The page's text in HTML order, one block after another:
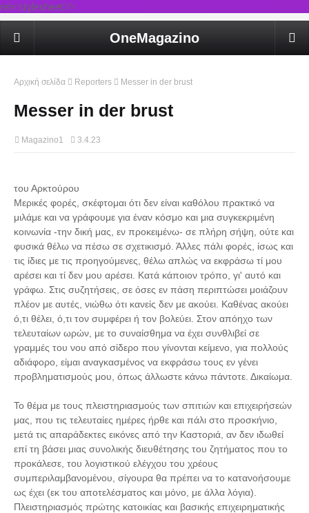
rel='stylesheet'/>
OneMagazino
Αρχική σελίδα Reporters Messer in der brust
Messer in der brust
Magazino1 3.4.23
του Αρκτούρου
Μερικές φορές, σκέφτομαι ότι δεν είναι καθόλου πρακτικό να
μιλάμε και να γράφουμε για έναν κόσμο και μια συγκεκριμένη
κοινωνία -την δική μας, εν προκειμένω- σε πλήρη σήψη, ούτε και
φυσικά θέλω να πέσω σε σχετικισμό. Άλλες πάλι φορές, ίσως και
τις ίδιες με τις προηγούμενες, θέλω απλώς να εκφράσω τί μου
αρέσει και τί δεν μου αρέσει. Κατά κάποιον τρόπο, γι' αυτό και
γράφω. Στις συζητήσεις, σε όσες εν πάση περιπτώσει μοιάζουν
πλέον με αυτές, νιώθω ότι κανείς δεν με ακούει. Καθένας ακούει
ό,τι θέλει, ό,τι τον συμφέρει ή τον βολεύει. Στον απόηχο των
τελευταίων ωρών, με το συναίσθημα να έχει συνθλιβεί σε
γραμμές του νου από σίδερο που γίνονται κείμενο, για πολλούς
αδιάφορο, είμαι αναγκασμένος να εκφράσω τους εν γένει
προβληματισμούς μου, όπως άλλωστε κάνω πάντοτε. Δικαίωμα.
Το θέμα με τους πλειστηριασμούς των σπιτιών και επιχειρήσεών
μας, που τις τελευταίες ημέρες ήρθε και πάλι στο προσκήνιο,
μετά τις απαράδεκτες εικόνες από την Καστοριά, αν δεν ιδωθεί
επί τη βάσει μιας συνολικής διευθέτησης του ζητήματος που το
προκάλεσε, του λογιστικού ελέγχου του χρέους
συμπεριλαμβανομένου, σίγουρα θα πρέπει να το κατανοήσουμε
ως έχει (εκ του αποτελέσματος και μόνο, με άλλα λόγια).
Πλειστηριασμός πρώτης κατοικίας και βασικής επιχειρηματικής